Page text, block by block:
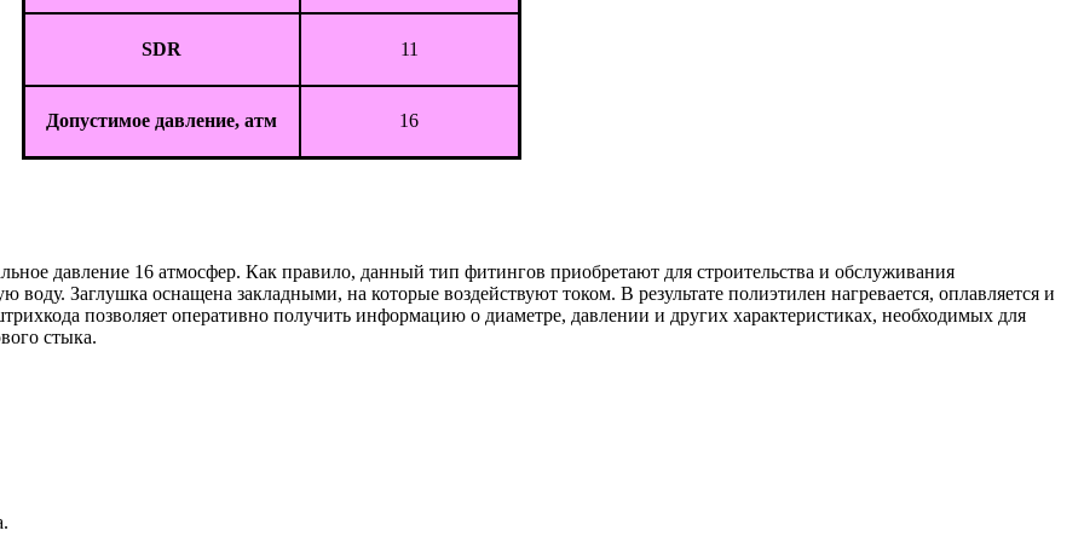
SDR 11
Допустимое давление, атм 16
давление 16 атмосфер. Как правило, данный тип фитингов приобретают для строительства и обслуживания
Заглушка оснащена закладными, на которые воздействуют током. В результате полиэтилен нагревается, оплавляется и
позволяет оперативно получить информацию о диаметре, давлении и других характеристиках, необходимых для
стыка.